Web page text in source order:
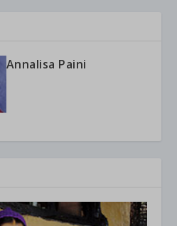
Annalisa Paini